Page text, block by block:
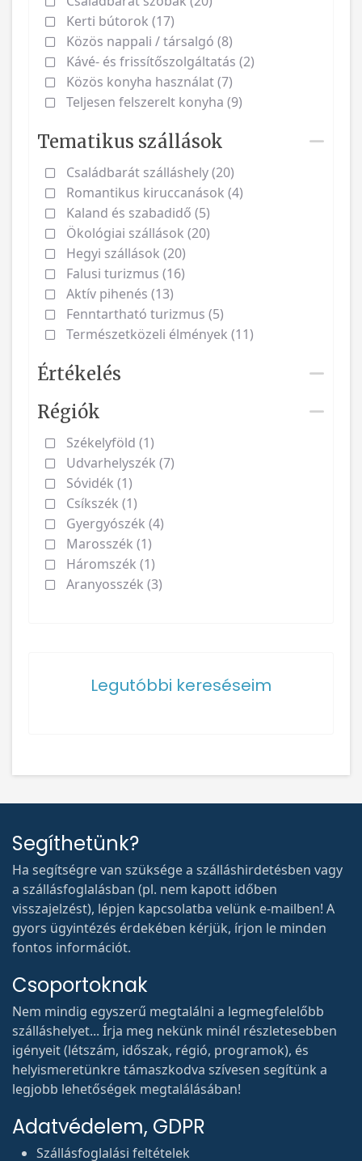
Kerti bútorok (17)
Közös nappali / társalgó (8)
Kávé- és frissítőszolgáltatás (2)
Közös konyha használat (7)
Teljesen felszerelt konyha (9)
Tematikus szállások
Családbarát szálláshely (20)
Romantikus kiruccanások (4)
Kaland és szabadidő (5)
Ökológiai szállások (20)
Hegyi szállások (20)
Falusi turizmus (16)
Aktív pihenés (13)
Fenntartható turizmus (5)
Természetközeli élmények (11)
Értékelés
Régiók
Székelyföld (1)
Udvarhelyszék (7)
Sóvidék (1)
Csíkszék (1)
Gyergyószék (4)
Marosszék (1)
Háromszék (1)
Aranyosszék (3)
Legutóbbi kereséseim
Segíthetünk?
Ha segítségre van szüksége a szálláshirdetésben vagy
a szállásfoglalásban (pl. nem kapott időben
visszajelzést), lépjen kapcsolatba velünk e-mailben! A
gyors ügyintézés érdekében kérjük, írjon le minden
fontos információt.
Csoportoknak
Nem mindig egyszerű megtalálni a legmegfelelőbb
szálláshelyet... Írja meg nekünk minél részletesebben
igényeit (létszám, időszak, régió, programok), és
helyismeretünkre támaszkodva szívesen segítünk a
legjobb lehetőségek megtalálásában!
Adatvédelem, GDPR
Szállásfoglalási feltételek